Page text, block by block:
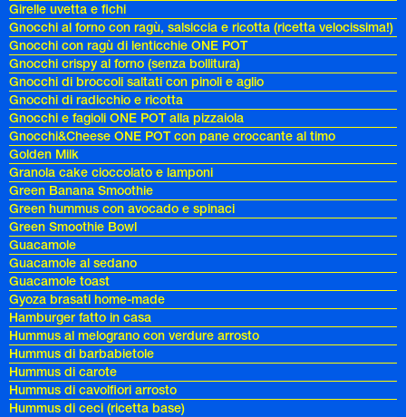
Girelle uvetta e fichi
Gnocchi al forno con ragù, salsiccia e ricotta (ricetta velocissima!)
Gnocchi con ragù di lenticchie ONE POT
Gnocchi crispy al forno (senza bollitura)
Gnocchi di broccoli saltati con pinoli e aglio
Gnocchi di radicchio e ricotta
Gnocchi e fagioli ONE POT alla pizzaiola
Gnocchi&Cheese ONE POT con pane croccante al timo
Golden Milk
Granola cake cioccolato e lamponi
Green Banana Smoothie
Green hummus con avocado e spinaci
Green Smoothie Bowl
Guacamole
Guacamole al sedano
Guacamole toast
Gyoza brasati home-made
Hamburger fatto in casa
Hummus al melograno con verdure arrosto
Hummus di barbabietole
Hummus di carote
Hummus di cavolfiori arrosto
Hummus di ceci (ricetta base)